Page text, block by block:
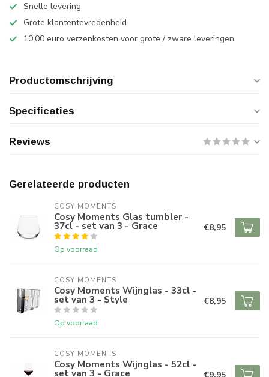
Snelle levering
Grote klantentevredenheid
10,00 euro verzenkosten voor grote / zware leveringen
Productomschrijving
Specificaties
Reviews
Gerelateerde producten
COSY MOMENTS
Cosy Moments Glas tumbler -
37cl - set van 3 - Grace
Op voorraad
€8,95
COSY MOMENTS
Cosy Moments Wijnglas - 33cl -
set van 3 - Style
Op voorraad
€8,95
COSY MOMENTS
Cosy Moments Wijnglas - 52cl -
set van 3 - Grace